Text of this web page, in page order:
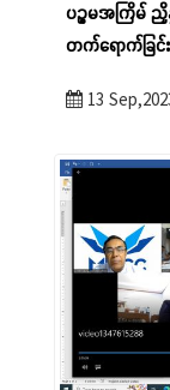
ပဉ္စမအကြိမ်
တက်ရောက်ခြင်း
13